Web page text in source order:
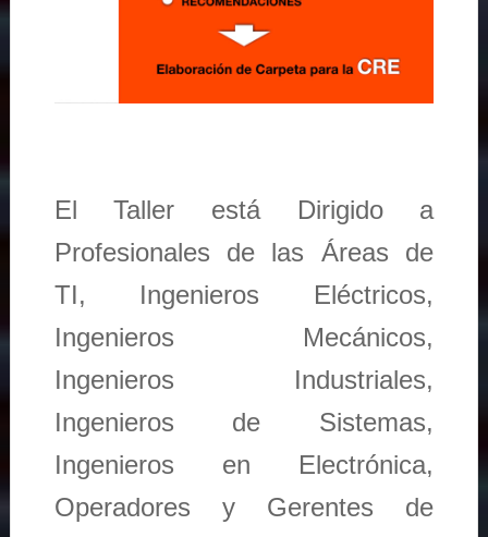
El Taller está Dirigido a
Profesionales de las Áreas de
TI, Ingenieros Eléctricos,
Ingenieros Mecánicos,
Ingenieros Industriales,
Ingenieros de Sistemas,
Ingenieros en Electrónica,
Operadores y Gerentes de